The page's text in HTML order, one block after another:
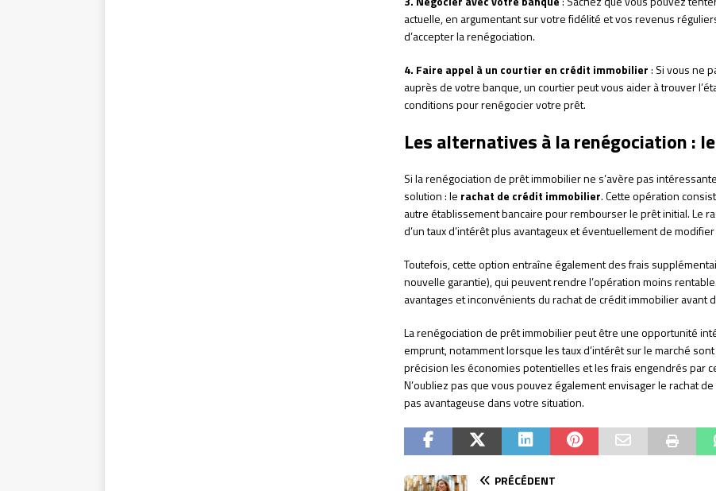
actuelle, en argumentant sur votre fidélité et vos revenus
d’accepter la renégociation.
4. Faire appel à un courtier en crédit immobilier: Si vous ne
auprès de votre banque, un courtier peut vous aider à trouver
conditions pour renégocier votre prêt.
Les alternatives à la renégociation :
Si la renégociation de prêt immobilier ne s’avère pas
solution : le rachat de crédit immobilier. Cette opération
autre établissement bancaire pour rembourser le prêt initial. Le
d’un taux d’intérêt plus avantageux et éventuellement de
Toutefois, cette option entraîne également des frais
nouvelle garantie), qui peuvent rendre l’opération moins
avantages et inconvénients du rachat de crédit immobilier avant
La renégociation de prêt immobilier peut être une opportunité
emprunt, notamment lorsque les taux d’intérêt sur le marché
précision les économies potentielles et les frais engendrés par
N’oubliez pas que vous pouvez également envisager le rachat
pas avantageuse dans votre situation.
PRÉCÉDENT